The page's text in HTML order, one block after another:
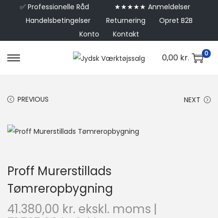
✅ Professionelle Råd
★★★★★ Anmeldelser
Handelsbetingelser
Returnering
Opret B2B
Konto
Kontakt
0,00 kr. 0
PREVIOUS NEXT
Proff Murerstillads
Tømreropbygning
41.380,00 kr. ekskl. moms |